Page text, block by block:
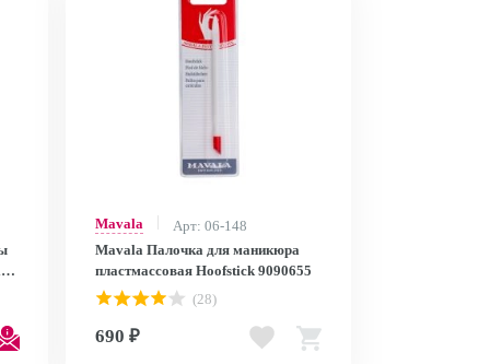
Mavala
Арт: 06-148
Mavala Палочка для маникюра
пластмассовая Hoofstick 9090655
(28)
690 ₽